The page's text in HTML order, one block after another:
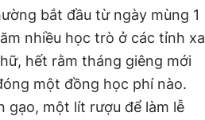
bắt đầu từ ngày mùng 1
nhiều học trò ở các tỉnh xa
hết rằm tháng giêng mới
một đồng học phí nào.
gạo, một lít rượu để làm lễ